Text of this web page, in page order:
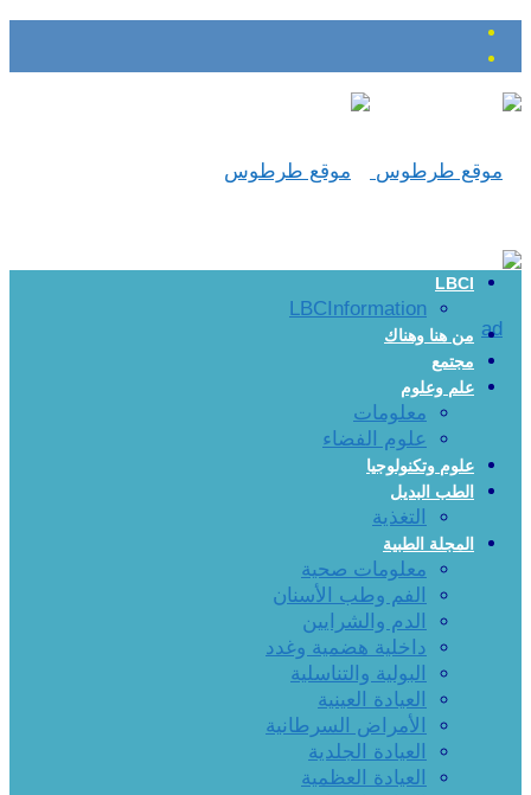
LBCI
LBCInformation
من هنا وهناك
مجتمع
علم وعلوم
معلومات
علوم الفضاء
علوم وتكنولوجيا
الطب البديل
التغذية
المجلة الطبية
معلومات صحية
الفم وطب الأسنان
الدم والشرايين
داخلية هضمية وغدد
البولية والتناسلية
العيادة العينية
الأمراض السرطانية
العيادة الجلدية
العيادة العظمية